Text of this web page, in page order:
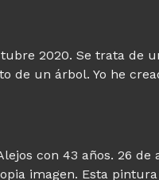
2020. Se trata de
de un árbol. Yo he
con 43 años. 26
imagen. Esta